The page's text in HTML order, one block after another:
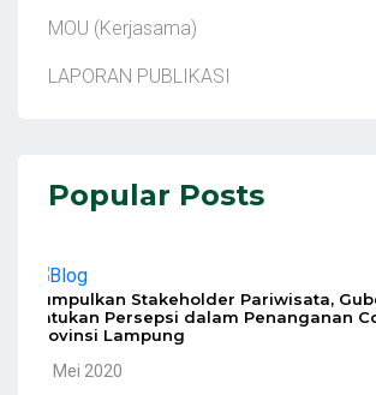
MOU (Kerjasama)
LAPORAN PUBLIKASI
Popular Posts
Kumpulkan Stakeholder Pariwisata,
Satukan Persepsi dalam Penanganan
Provinsi Lampung
10 Mei 2020